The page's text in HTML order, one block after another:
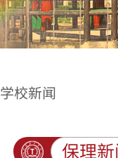
学校新闻
保理新